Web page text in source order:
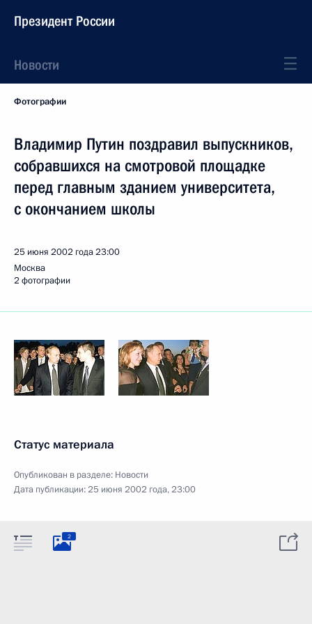
Президент России
Новости
Фотографии
Владимир Путин поздравил выпускников,
собравшихся на смотровой площадке
перед главным зданием университета,
с окончанием школы
25 июня 2002 года23:00
Москва
2 фотографии
Статус материала
Опубликован в разделе: Новости
Дата публикации:25 июня 2002 года, 23:00
2